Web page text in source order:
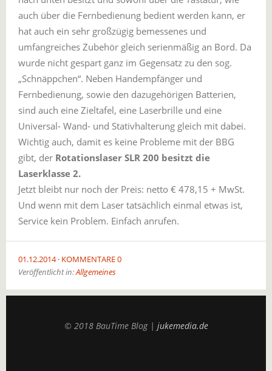
auch über die Fernbedienung bedient werden kann, er
hat auch ein sehr großzügig bemessenes und
umfangreiches Zubehör gleich serienmäßig an Bord. Da
wurde nicht gespart ganz im Gegensatz zu den sog.
„Schnäppchen“. Neben Handempfänger und
Fernbedienung, sowie den dazugehörigen Batterien,
sind auch eine Zieltafel, eine Laserbrille und eine
Universal- Wand- und Stativhalterung gleich mit dabei.
Wichtig auch, damit es keine Probleme mit der BBG
gibt, der Rotationslaser SLR 200 besitzt die
Laserklasse 2.
Jetzt bleibt nur noch der Preis: netto € 478,15 + MwSt.
Und wenn mit dem Laser tatsächlich einmal etwas ist,
Service kein Problem. Einfach anrufen.
01.12.2014 KOMMENTARE 0
Veröffentlicht in:Allgemeines
© 2018 BauTime Blog | jukemedia.de